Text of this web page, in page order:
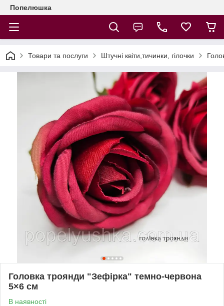
Попелюшка
Товари та послуги Штучні квіти,тичинки, гілочки
Головка троянди "Зефірка" темно-червона
5×6 см
В наявності